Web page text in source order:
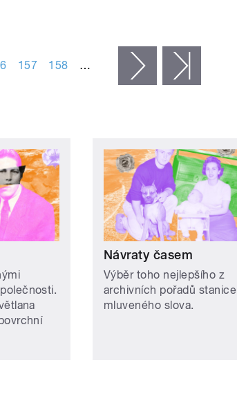
157 158 … následující ›
Návraty časem
Výběr toho nejlepšího z
archivních pořadů stanice
mluveného slova.